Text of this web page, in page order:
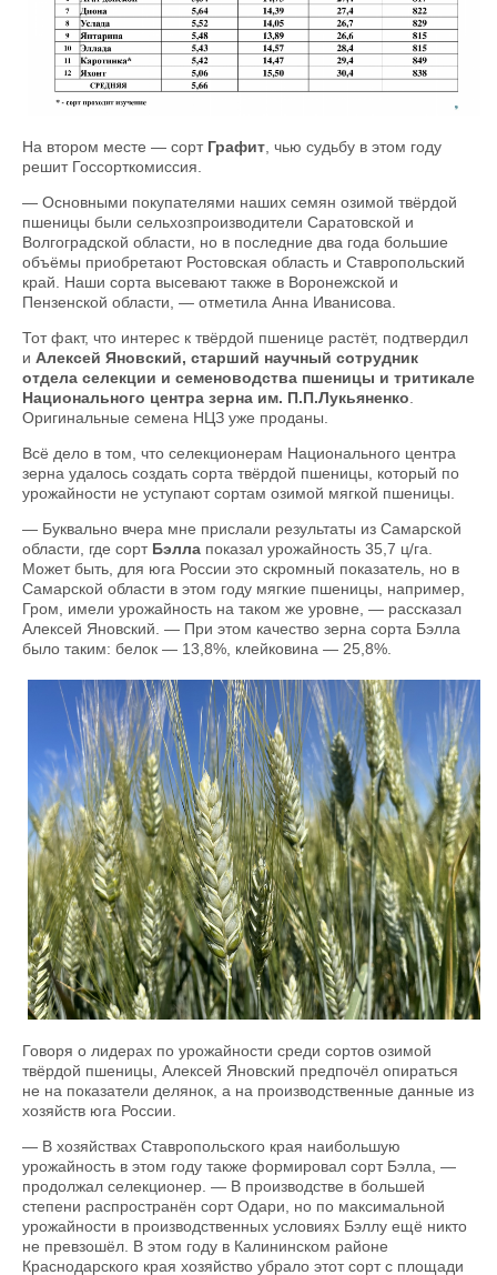
На втором месте — сорт Графит , чью судьбу в этом году
решит Госсорткомиссия.
— Основными покупателями наших семян озимой твёрдой
пшеницы были сельхозпроизводители Саратовской и
Волгоградской области, но в последние два года большие
объёмы приобретают Ростовская область и Ставропольский
край. Наши сорта высевают также в Воронежской и
Пензенской области, — отметила Анна Иванисова.
Тот факт, что интерес к твёрдой пшенице растёт, подтвердил
и Алексей Яновский, старший научный сотрудник
отдела селекции и семеноводства пшеницы и тритикале
Национального центра зерна им. П.П.Лукьяненко
Оригинальные семена НЦЗ уже проданы.
Всё дело в том, что селекционерам Национального центра
зерна удалось создать сорта твёрдой пшеницы, который по
урожайности не уступают сортам озимой мягкой пшеницы.
— Буквально вчера мне прислали результаты из Самарской
области, где сорт Бэлла показал урожайность 35,7 ц/га.
Может быть, для юга России это скромный показатель, но в
Самарской области в этом году мягкие пшеницы, например,
Гром, имели урожайность на таком же уровне, — рассказал
Алексей Яновский. — При этом качество зерна сорта Бэлла
было таким: белок — 13,8%, клейковина — 25,8%.
Говоря о лидерах по урожайности среди сортов озимой
твёрдой пшеницы, Алексей Яновский предпочёл опираться
не на показатели делянок, а на производственные данные из
хозяйств юга России.
— В хозяйствах Ставропольского края наибольшую
урожайность в этом году также формировал сорт Бэлла, —
продолжал селекционер. — В производстве в большей
степени распространён сорт Одари, но по максимальной
урожайности в производственных условиях Бэллу ещё никто
не превзошёл. В этом году в Калининском районе
Краснодарского края хозяйство убрало этот сорт с площади